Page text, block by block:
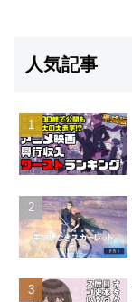
人気記事